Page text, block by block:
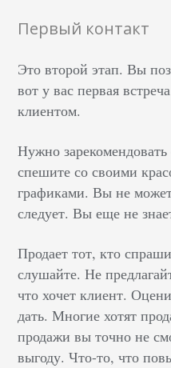
Первый контакт
Это второй этап. Вы
вот у вас первая
клиентом.
Нужно
спешите со своими
графиками. Вы не
следует. Вы еще не
Продает тот, кто
слушайте. Не
что хочет клиент.
дать. Многие хотят
продажи вы точно не
выгоду. Что-то, что